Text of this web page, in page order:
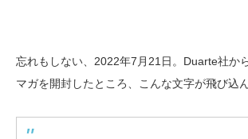
忘れもしない、2022年7月21日。Duarte社か
マガを開封したところ、こんな文字が飛び込